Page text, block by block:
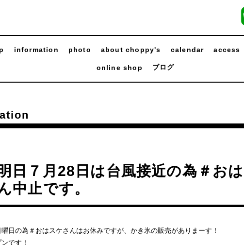
information photo about choppy's calendar access
online shop ブログ
日７月28日は台風接近の為＃お
中止です。
日の為＃おはスケさんはお休みですが、かき氷の販売がありまーす！
です！